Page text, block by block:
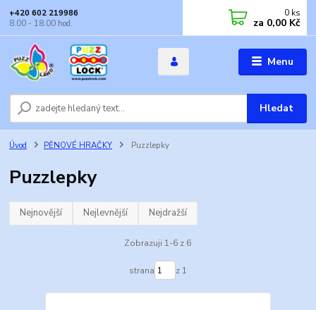
Menu
Hledat
+420 602 219986
8.00 - 18.00 hod.
0 ks
za 0,00 Kč
Úvod PĚNOVÉ HRAČKY Puzzlepky
Puzzlepky
Nejnovější Nejlevnější Nejdražší
Zobrazuji 1-6 z 6
strana z 1